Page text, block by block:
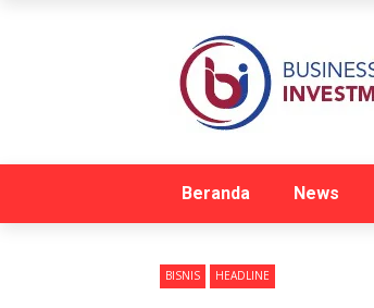
Beranda News
BISNIS HEADLINE